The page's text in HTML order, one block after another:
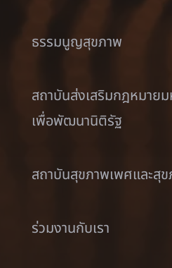
ธรรมนูญสุขภาพ
สถาบันส่งเสริมกฎหมาย
เพื่อพัฒนานิติรัฐ
สถาบันสุขภาพเพศและสุข
ร่วมงานกับเรา